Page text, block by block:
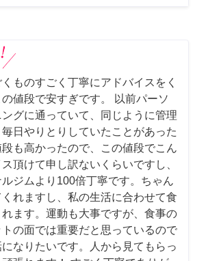
ものすごく丁寧にアドバイスをく
値段で安すぎです。 以前パーソ
グに通っていて、同じように管理
日やりとりしていたことがあった
も高かったので、この値段でこん
頂けて申し訳ないくらいですし、
ジムより100倍丁寧です。ちゃん
れますし、私の生活に合わせて食
ます。運動も大事ですが、食事の
の面では重要だと思っているので
なりたいです。人から見てもらっ